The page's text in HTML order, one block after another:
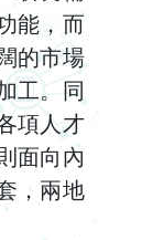
能，而
的市場
工。同
項人才
面向內
，兩地